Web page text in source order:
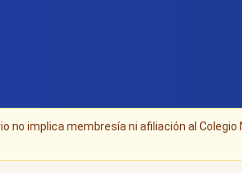
implica membresía ni afiliación al Colegio